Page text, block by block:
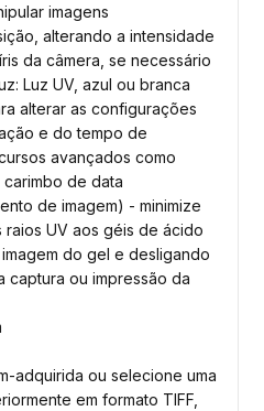
imagens
alterando a intensidade
da câmera, se necessário
Luz UV, azul ou branca
alterar as configurações
e do tempo de
avançados como
de data
de imagem) - minimize
UV aos géis de ácido
do gel e desligando
captura ou impressão da
adquirida ou selecione uma
em formato TIFF,